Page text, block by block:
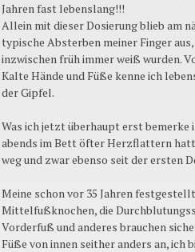
Jahren fast lebenslang!!!
Allein mit dieser Dosierung blieb am
typische Absterben meiner Finger
inzwischen früh immer weiß wurden.
Kalte Hände und Füße kenne ich
der Gipfel.
Was ich jetzt überhaupt erst bemerke
abends im Bett öfter Herzflattern
weg und zwar ebenso seit der ersten
Meine schon vor 35 Jahren
Mittelfußknochen, die
Vorderfuß und anderes brauchen
Füße von innen seither anders an, ich